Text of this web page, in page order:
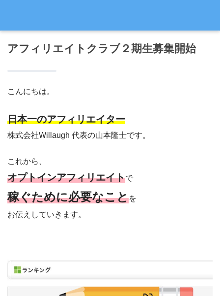
アフィリエイトクラブ２期生募集開始
こんにちは。
日本一のアフィリエイター
株式会社Willaugh 代表の山本隆士です。
これから、
オプトインアフィリエイトで
稼ぐために必要なことを
お伝えしていきます。